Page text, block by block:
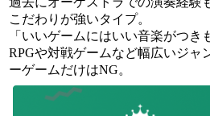
こだわりが強いタイプ。
「いいゲームにはいい音楽がつき
RPGや対戦ゲームなど幅広いジャ
ーゲームだけはNG。